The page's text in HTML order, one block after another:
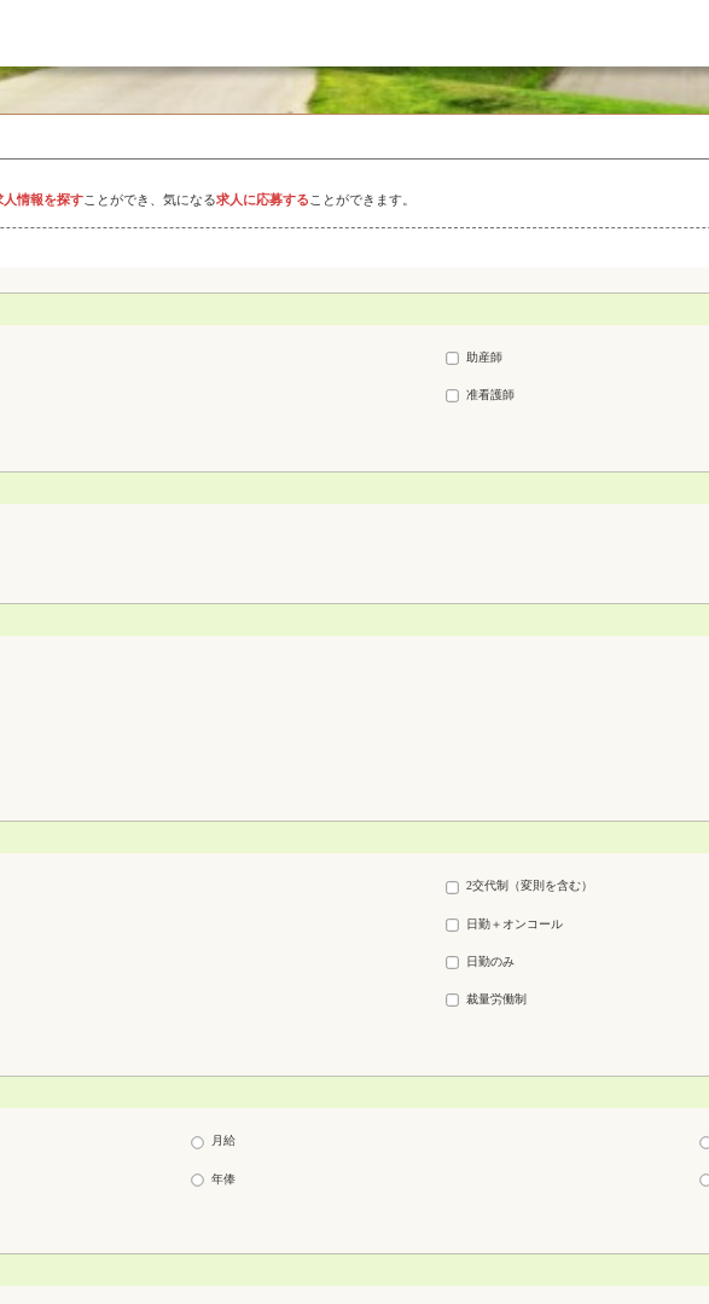
人情報を探すことができ、気になる求人に応募する ことができます。
助産師
准看護師
2交代制（変則を含む）
日勤＋オンコール
日勤のみ
裁量労働制
月給
年俸